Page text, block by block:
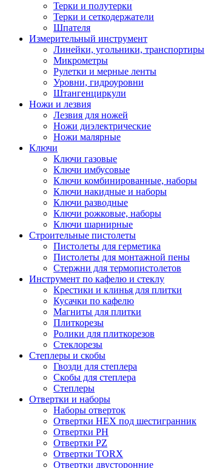
Терки и полутерки
Терки и сеткодержатели
Шпателя
Измерительный инструмент
Линейки, угольники, транспортиры
Микрометры
Рулетки и мерные ленты
Уровни, гидроуровни
Штангенциркули
Ножи и лезвия
Лезвия для ножей
Ножи диэлектрические
Ножи малярные
Ключи
Ключи газовые
Ключи имбусовые
Ключи комбинированные, наборы
Ключи накидные и наборы
Ключи разводные
Ключи рожковые, наборы
Ключи шарнирные
Строительные пистолеты
Пистолеты для герметика
Пистолеты для монтажной пены
Стержни для термопистолетов
Инструмент по кафелю и стеклу
Крестики и клинья для плитки
Кусачки по кафелю
Магниты для плитки
Плиткорезы
Ролики для плиткорезов
Стеклорезы
Степлеры и скобы
Гвозди для степлера
Скобы для степлера
Степлеры
Отвертки и наборы
Наборы отверток
Отвертки HEX под шестигранник
Отвертки PH
Отвертки PZ
Отвертки TORX
Отвертки двусторонние